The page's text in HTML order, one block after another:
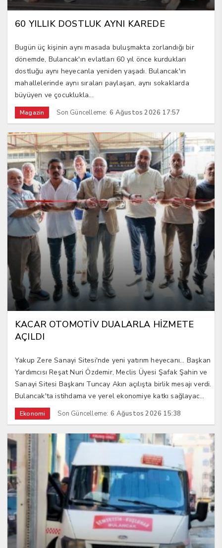
60 YILLIK DOSTLUK AYNI KAREDE
Bugün üç kişinin aynı masada buluşmakta zorlandığı bir
dönemde, Bulancak'ın evlatları 60 yıl önce kurdukları
dostluğu aynı heyecanla yeniden yaşadı. Bulancak'ın
mahallelerinde aynı sıraları paylaşan, aynı sokaklarda
büyüyen ve çocuklukla...
Magazin Son Güncelleme: 6 Ağustos 2026 17:57
KACAR OTOMOTİV DUALARLA HİZMETE
AÇILDI
Yakup Zere Sanayi Sitesi'nde yeni yatırım heyecanı... Başkan
Yardımcısı Reşat Nuri Özdemir, Meclis Üyesi Şafak Şahin ve
Sanayi Sitesi Başkanı Tuncay Akın açılışta birlik mesajı verdi.
Bulancak'ta istihdama ve yerel ekonomiye katkı sağlayac...
Ekonomi Son Güncelleme: 6 Ağustos 2026 15:38